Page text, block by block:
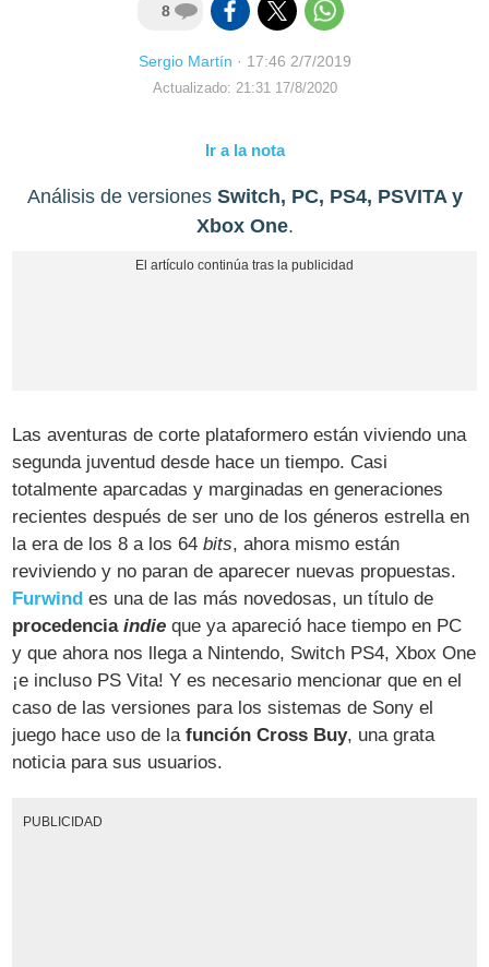
8
Sergio Martín · 17:46 2/7/2019
Actualizado: 21:31 17/8/2020
Ir a la nota
Análisis de versiones Switch, PC, PS4, PSVITA y
Xbox One.
Las aventuras de corte plataformero están viviendo una
segunda juventud desde hace un tiempo. Casi
totalmente aparcadas y marginadas en generaciones
recientes después de ser uno de los géneros estrella en
la era de los 8 a los 64bits, ahora mismo están
reviviendo y no paran de aparecer nuevas propuestas.
Furwind es una de las más novedosas, un título de
procedenciaindie que ya apareció hace tiempo en PC
y que ahora nos llega a Nintendo, Switch PS4, Xbox One
¡e incluso PS Vita! Y es necesario mencionar que en el
caso de las versiones para los sistemas de Sony el
juego hace uso de lafunción Cross Buy, una grata
noticia para sus usuarios.
PUBLICIDAD